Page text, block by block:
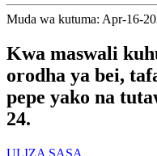
Muda wa kutuma: Apr-16-
Kwa maswali
orodha ya bei,
pepe yako na
24.